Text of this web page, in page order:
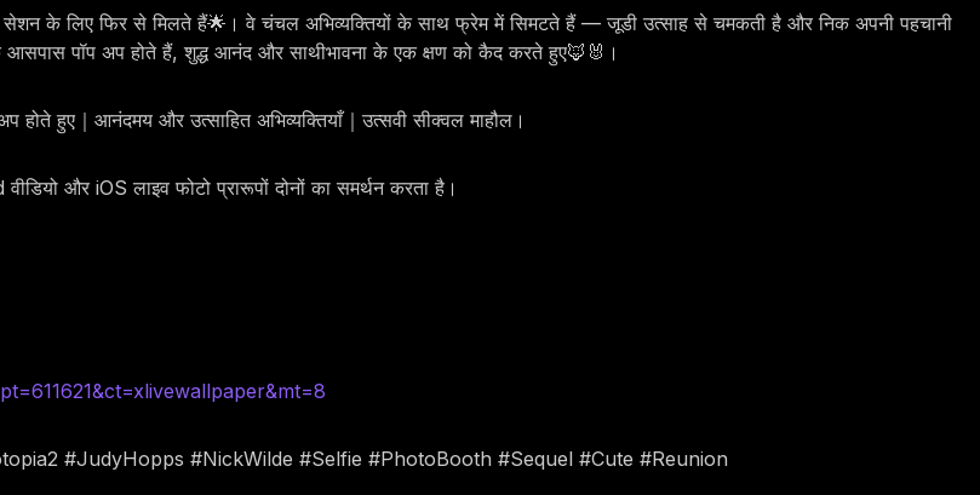
के लिए फिर से मिलते हैं🌟। वे चंचल अभिव्यक्तियों के साथ फ्रेम में सिमटते हैं — जूडी उत्साह से चमकती है और निक अपनी पहचानी
पॉप अप होते हैं, शुद्ध आनंद और साथीभावना के एक क्षण को कैद करते हुए🦊🐰।
हुए｜आनंदमय और उत्साहित अभिव्यक्तियाँ｜उत्सवी सीक्वल माहौल।
और iOS लाइव फोटो प्रारूपों दोनों का समर्थन करता है।
#JudyHopps #NickWilde #Selfie #PhotoBooth #Sequel #Cute #Reunion